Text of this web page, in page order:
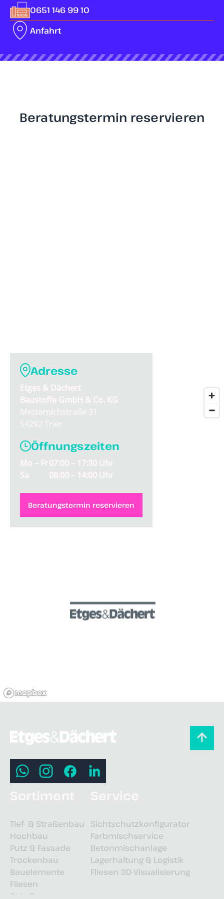
0651 146 99 10
Anfahrt
Beratungstermin reservieren
Adresse
Etges & Dächert
Baustoffe GmbH & Co. KG
Metternichstraße 31
54292 Trier
Öffnungszeiten
Mo – Fr07:00 – 17:30 Uhr
Sa
08:00 – 14:00 Uhr
Beratungstermin reservieren
Sortiment
Tief- & Straßenbau
Hochbau
Putz & Fassade
Trockenbau
Bauelemente
Fliesen
GaLaBau
Service
Sichtschutzkonfigurator
Farbmischservice
Betonmischanlage
Lagerhaltung & Logistik
Fliesen 3D-Visualisierung